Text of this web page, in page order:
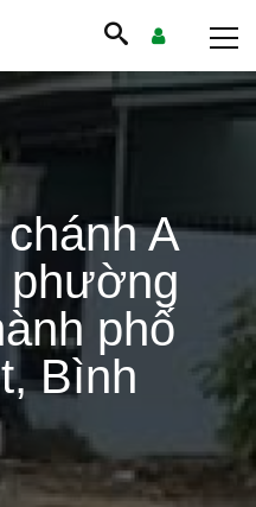
A
phường
phố
Bình